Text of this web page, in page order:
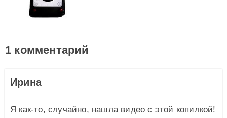
1 комментарий
Ирина
Я как-то, случайно, нашла видео с этой копилкой!